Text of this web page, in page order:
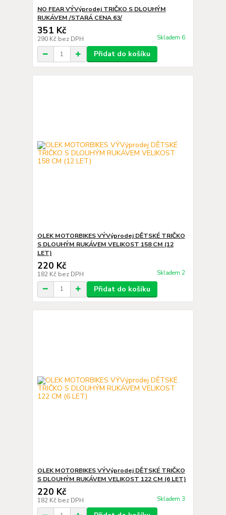
NO FEAR VÝVýprodej TRIČKO S DLOUHÝM
RUKÁVEM /STARÁ CENA 63/
351 Kč
290 Kč bez DPH Skladem 6
Přidat do košíku
OLEK MOTORBIKES VÝVýprodej DĚTSKÉ TRIČKO
S DLOUHÝM RUKÁVEM VELIKOST 158 CM (12
LET)
220 Kč
182 Kč bez DPH Skladem 2
Přidat do košíku
OLEK MOTORBIKES VÝVýprodej DĚTSKÉ TRIČKO
S DLOUHÝM RUKÁVEM VELIKOST 122 CM (6 LET)
220 Kč
182 Kč bez DPH Skladem 3